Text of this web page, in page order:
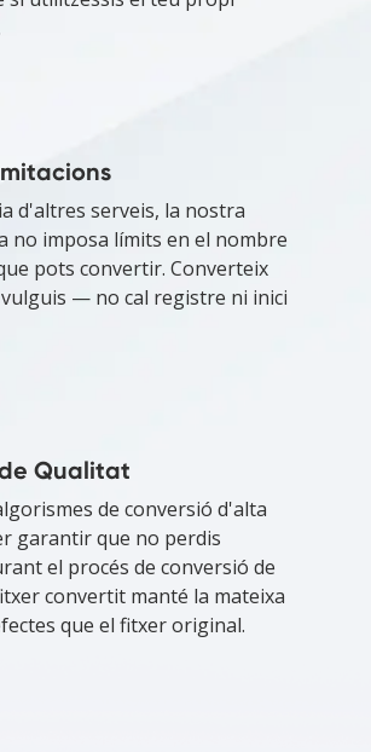
d'altres serveis, la nostra
no imposa límits en el nombre
pots convertir. Converteix
— no cal registre ni inici
Qualitat
de conversió d'alta
garantir que no perdis
el procés de conversió de
convertit manté la mateixa
que el fitxer original.